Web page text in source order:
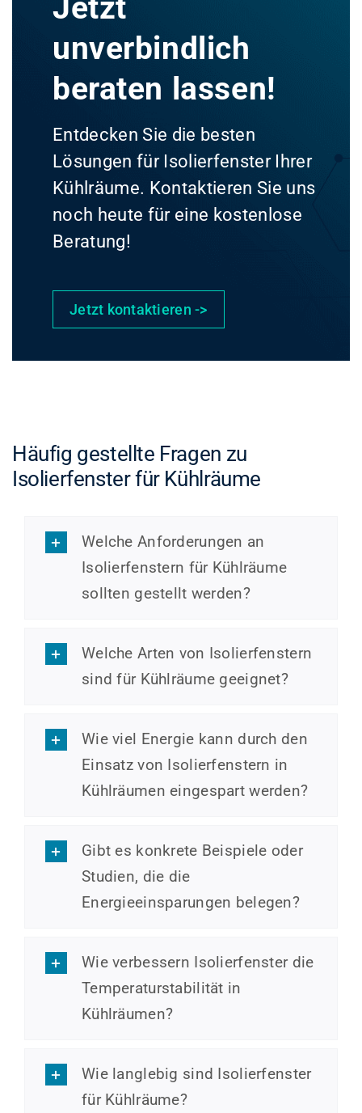
Jetzt
unverbindlich
beraten lassen!
Entdecken Sie die besten
Lösungen für Isolierfenster Ihrer
Kühlräume. Kontaktieren Sie uns
noch heute für eine kostenlose
Beratung!
Jetzt kontaktieren ->
Häufig gestellte Fragen zu
Isolierfenster für Kühlräume
Welche Anforderungen an
Isolierfenstern für Kühlräume
sollten gestellt werden?
Welche Arten von Isolierfenstern
sind für Kühlräume geeignet?
Wie viel Energie kann durch den
Einsatz von Isolierfenstern in
Kühlräumen eingespart werden?
Gibt es konkrete Beispiele oder
Studien, die die
Energieeinsparungen belegen?
Wie verbessern Isolierfenster die
Temperaturstabilität in
Kühlräumen?
Wie langlebig sind Isolierfenster
für Kühlräume?